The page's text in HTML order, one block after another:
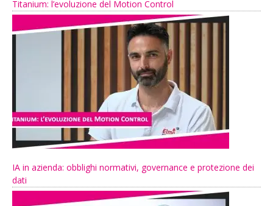
Titanium: l’evoluzione del Motion Control
IA in azienda: obblighi normativi, governance e protezione dei
dati